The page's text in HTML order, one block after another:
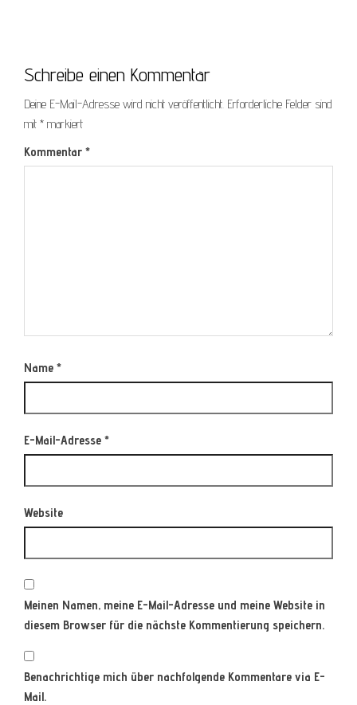
Schreibe einen Kommentar
Deine E-Mail-Adresse wird nicht veröffentlicht. Erforderliche Felder sind
mit * markiert
Kommentar *
Name *
E-Mail-Adresse *
Website
Meinen Namen, meine E-Mail-Adresse und meine Website in
diesem Browser für die nächste Kommentierung speichern.
Benachrichtige mich über nachfolgende Kommentare via E-
Mail.